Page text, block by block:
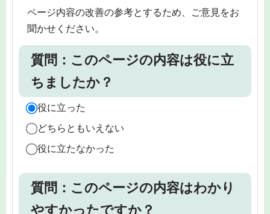
ページ内容の改善の参考とするため、ご意見をお
聞かせください。
質問：このページの内容は役に立
ちましたか？
役に立った
どちらともいえない
役に立たなかった
質問：このページの内容はわかり
やすかったですか？